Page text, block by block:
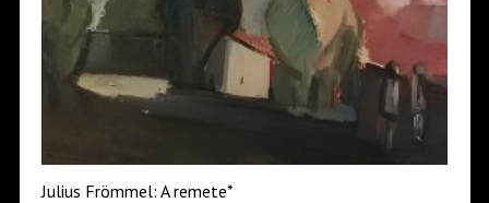
Julius Frömmel: A remete*